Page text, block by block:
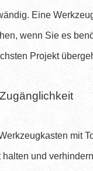
Eine
wenn Sie es
Projekt
mit
und